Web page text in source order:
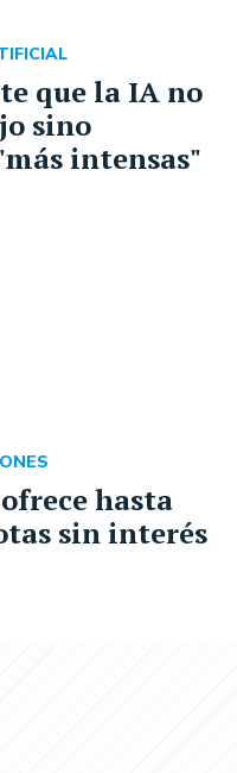
que la IA no
sino
intensas"
hasta
sin interés